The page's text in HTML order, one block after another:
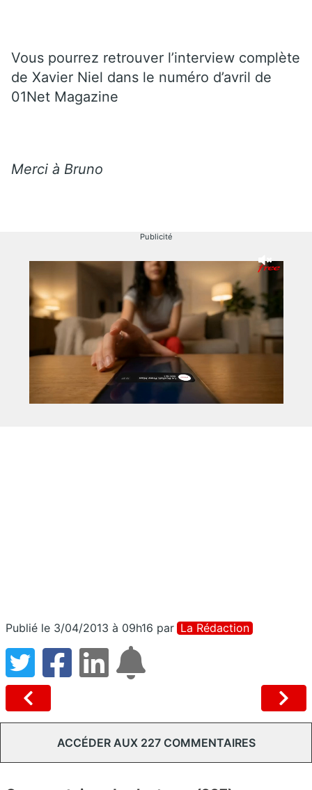
Vous pourrez retrouver l’interview complète
de Xavier Niel dans le numéro d’avril de
01Net Magazine
Merci à Bruno
Publicité
Publié le 3/04/2013 à 09h16 par La Rédaction
ACCÉDER AUX 227 COMMENTAIRES